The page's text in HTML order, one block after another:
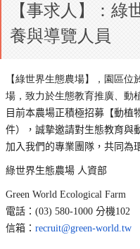
【事求人】：綠
養與導覽人員
【綠世界生態農場】，園區位
場，致力於生態教育推廣、 動
目前本農場正積極招募【動植
件）， 誠摯邀請對生態教育與
加入我們的專業團隊，共同為
綠世界生態農場 人資部
Green World Ecological Farm
電話：(03) 580-1000 分機102
信箱： recruit@green-world.tw